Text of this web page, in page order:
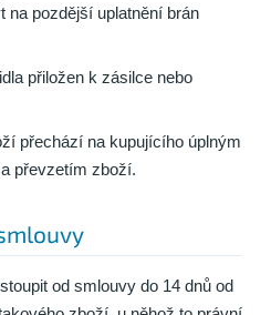
na pozdější uplatnění brán
přiložen k zásilce nebo
přechází na kupujícího úplným
převzetím zboží.
od smlouvy do 14 dnů od